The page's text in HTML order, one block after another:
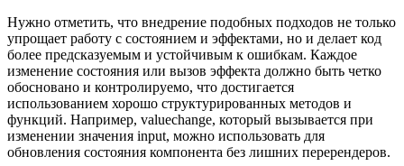
Нужно отметить, что внедрение подобных подходов не только
упрощает работу с состоянием и эффектами, но и делает код
более предсказуемым и устойчивым к ошибкам. Каждое
изменение состояния или вызов эффекта должно быть четко
обосновано и контролируемо, что достигается
использованием хорошо структурированных методов и
функций. Например, valuechange, который вызывается при
изменении значения input, можно использовать для
обновления состояния компонента без лишних перерендеров.